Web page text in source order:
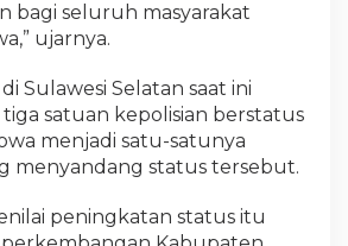
bagi seluruh masyarakat
ujarnya.
Sulawesi Selatan saat ini
satuan kepolisian berstatus
menjadi satu-satunya
menyandang status tersebut.
peningkatan status itu